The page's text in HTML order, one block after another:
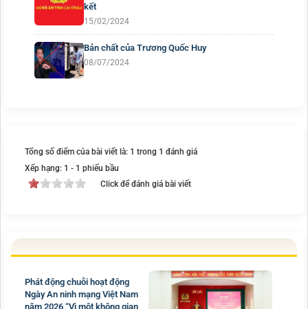
kết
15/02/2024
Bản chất của Trương Quốc Huy
08/07/2024
Tổng số điểm của bài viết là: 1 trong 1 đánh giá
Xếp hạng: 1 - 1 phiếu bầu
Click để đánh giá bài viết